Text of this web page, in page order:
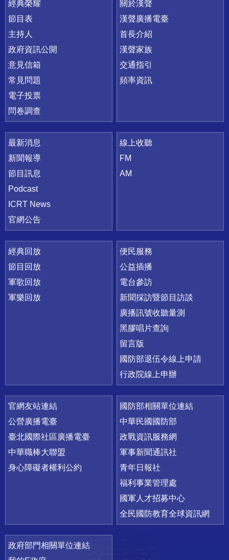
快速連結
經典榮耀
節目表
主持人
政府資訊公開
意見信箱
常見問題
電子投票
問卷調查
關於漢聲
漢聲廣播電臺
首長介紹
漢聲家族
交通指引
頻率資訊
最新消息
新聞報導
節目訊息
Podcast
ICRT News
官網公告
線上收聽
FM
AM
經典回放
節目回放
軍歌回放
軍樂回放
便民服務
公益插播
電台參訪
新聞採訪暨節目訪談
廣播訊號收聽量測
黑膠唱片查詢
留言版
國防部退伍令線上申請
行政院線上申辦
官網友站連結
公營廣播電臺
臺北國際社區廣播電臺
中華職棒大聯盟
身心障礙者權利公約
國防部相關單位連結
中華民國國防部
政戰資訊服務網
軍事新聞通訊社
青年日報社
福利事業管理處
國軍人才招募中心
全民國防教育全球資訊網
政府部門相關單位連結